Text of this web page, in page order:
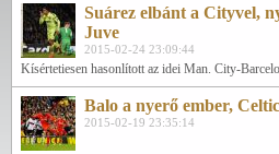
Suárez elbánt a Cityvel,
Juve
2015-02-24 23:09:44
Kísértetiesen hasonlított az idei Man. City-
Balo a nyerő ember,
2015-02-19 23:35:14